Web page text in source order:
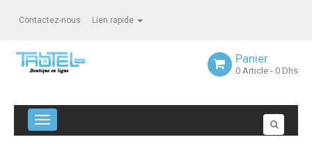
Contactez-nous Lien rapide
Panier
0 Article - 0 Dhs
Navigation bascule